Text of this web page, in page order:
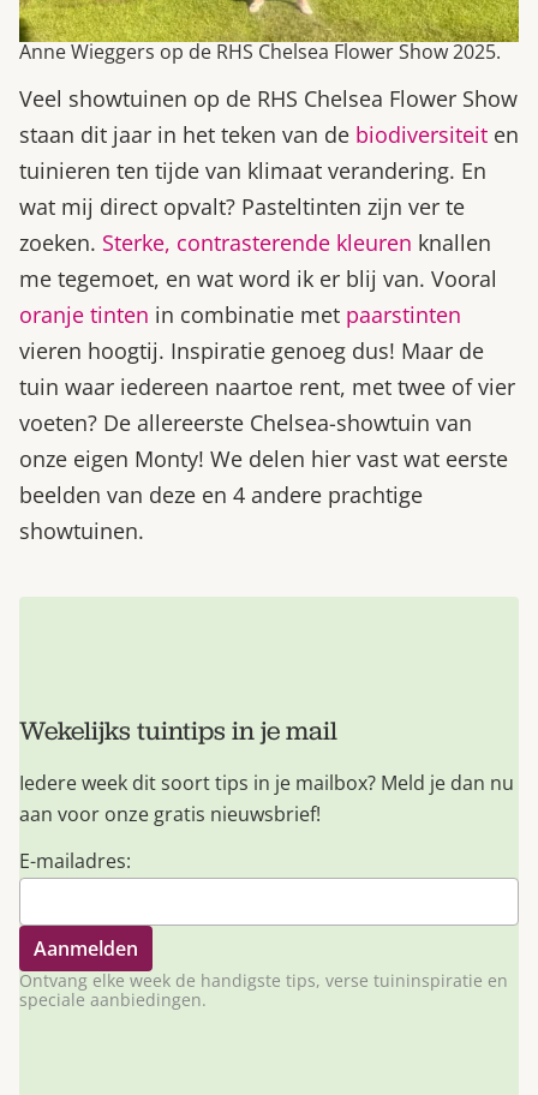
Anne Wieggers op de RHS Chelsea Flower Show 2025.
Veel showtuinen op de RHS Chelsea Flower Show
staan dit jaar in het teken van de biodiversiteit en
tuinieren ten tijde van klimaat verandering. En
wat mij direct opvalt? Pasteltinten zijn ver te
zoeken. Sterke, contrasterende kleuren knallen
me tegemoet, en wat word ik er blij van. Vooral
oranje tinten in combinatie met paarstinten
vieren hoogtij. Inspiratie genoeg dus! Maar de
tuin waar iedereen naartoe rent, met twee of vier
voeten? De allereerste Chelsea-showtuin van
onze eigen Monty! We delen hier vast wat eerste
beelden van deze en 4 andere prachtige
showtuinen.
Wekelijks tuintips in je mail
Iedere week dit soort tips in je mailbox? Meld je dan nu
aan voor onze gratis nieuwsbrief!
E-mailadres:
Ontvang elke week de handigste tips, verse tuininspiratie en
speciale aanbiedingen.